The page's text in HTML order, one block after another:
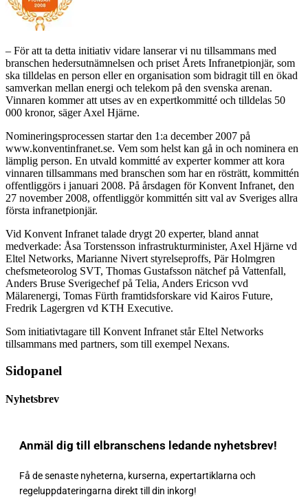
– För att ta detta initiativ vidare lanserar vi nu tillsammans med
branschen hedersutnämnelsen och priset Årets Infranetpionjär, som
ska tilldelas en person eller en organisation som bidragit till en ökad
samverkan mellan energi och telekom på den svenska arenan.
Vinnaren kommer att utses av en expertkommitté och tilldelas 50
000 kronor, säger Axel Hjärne.
Nomineringsprocessen startar den 1:a december 2007 på
www.konventinfranet.se. Vem som helst kan gå in och nominera en
lämplig person. En utvald kommitté av experter kommer att kora
vinnaren tillsammans med branschen som har en rösträtt, kommittén
offentliggörs i januari 2008. På årsdagen för Konvent Infranet, den
27 november 2008, offentliggör kommittén sitt val av Sveriges allra
första infranetpionjär.
Vid Konvent Infranet talade drygt 20 experter, bland annat
medverkade: Åsa Torstensson infrastrukturminister, Axel Hjärne vd
Eltel Networks, Marianne Nivert styrelseproffs, Pär Holmgren
chefsmeteorolog SVT, Thomas Gustafsson nätchef på Vattenfall,
Anders Bruse Sverigechef på Telia, Anders Ericson vvd
Mälarenergi, Tomas Fürth framtidsforskare vid Kairos Future,
Fredrik Lagergren vd KTH Executive.
Som initiativtagare till Konvent Infranet står Eltel Networks
tillsammans med partners, som till exempel Nexans.
Sidopanel
Nyhetsbrev
Anmäl dig till elbranschens ledande nyhetsbrev!
Få de senaste nyheterna, kurserna, expertartiklarna och
regeluppdateringarna direkt till din inkorg!